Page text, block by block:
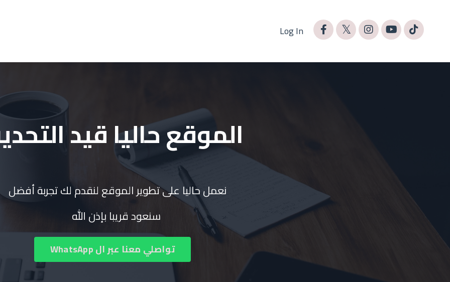
Log In
‏الموقع حاليا قيد
نعمل حاليا على تطوير الموقع لنقدم لك تجربة أفضل
سنعود قريبا بإذن الله
‏تواصلي معنا عبر ال WhatsApp